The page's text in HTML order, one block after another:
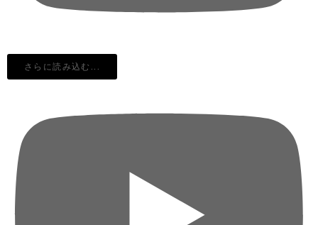
さらに読み込む...